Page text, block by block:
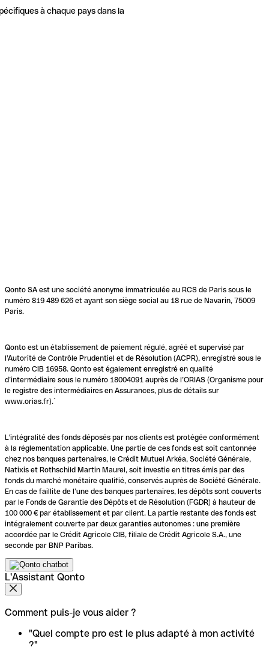
à chaque pays dans la
Qonto SA est une société anonyme immatriculée au RCS de Paris sous le
numéro 819 489 626 et ayant son siège social au 18 rue de Navarin, 75009
Paris.
Qonto est un établissement de paiement régulé, agréé et supervisé par
l'Autorité de Contrôle Prudentiel et de Résolution (ACPR), enregistré sous le
numéro CIB 16958. Qonto est également enregistré en qualité
d’intermédiaire sous le numéro 18004091 auprès de l’ORIAS (Organisme pour
le registre des intermédiaires en Assurances, plus de détails sur
www.orias.fr).`
L'intégralité des fonds déposés par nos clients est protégée conformément
à la réglementation applicable. Une partie de ces fonds est soit cantonnée
chez nos banques partenaires, le Crédit Mutuel Arkéa, Société Générale,
Natixis et Rothschild Martin Maurel, soit investie en titres émis par des
fonds du marché monétaire qualifié, conservés auprès de Société Générale.
En cas de faillite de l’une des banques partenaires, les dépôts sont couverts
par le Fonds de Garantie des Dépôts et de Résolution (FGDR) à hauteur de
100 000 € par établissement et par client. La partie restante des fonds est
intégralement couverte par deux garanties autonomes : une première
accordée par le Crédit Agricole CIB, filiale de Crédit Agricole S.A., une
seconde par BNP Paribas.
L'Assistant Qonto
Comment puis-je vous aider ?
"Quel compte pro est le plus adapté à mon activité